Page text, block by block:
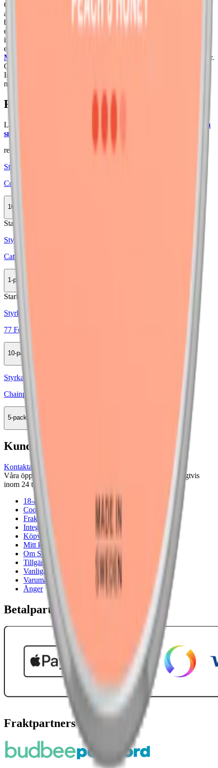
Coco snus är en unik produkt inom snus utan tobak, utvecklade för
att ge en naturligare snusupplevelse. Prillorna är slimmade, sitter
bekvämt under läppen och håller smaken i över en timme tack vare
en bas av kokosnötsfiber. Kombinationen av torr yta och fuktigt
innehåll gör dem diskreta att använda utan att kompromissa med
effekt. Sortimentet innehåller smaker som
Mighty Fresh
, med varierande nikotinstyrkor.
Coco tillverkas av SpectrumLeaf AB i samarbete med Voon
Innovation – samma team som står bakom det tobaks- och
nikotinfria Cannadips från Kalifornien.
Färskt vitt snus
Läs mer om hur du förvarar Coco Clean Peach 3:
"Så förvarar du
snuset rätt"
relaterade produkter
Styrka Normal · Slim
Coco Tropical Mango 3
10-pack
Stark
Styrka Stark · Slim
Catch Peach Slim White Strong
1-pack
Stark
Styrka Stark · Slim
77 Forest Fruits 3
10-pack
Styrka Normal · Slim
Chainpop Peach & Honey 3
5-pack
Kundservice
Kontakta oss
Våra öppettider är: Alla dagar 08:00 - 18:00 Vi svarar vanligtvis
inom 24 timmar på vardagar.
18-årsgräns
Cookiepolicy
Frakt- och leveransvillkor
Integritetspolicy
Köpvillkor
Mitt konto
Om Snuset.se
Tillgänglighetsredogörelse
Vanliga frågor
Varumärken
Ånger
Betalpartner
Fraktpartners